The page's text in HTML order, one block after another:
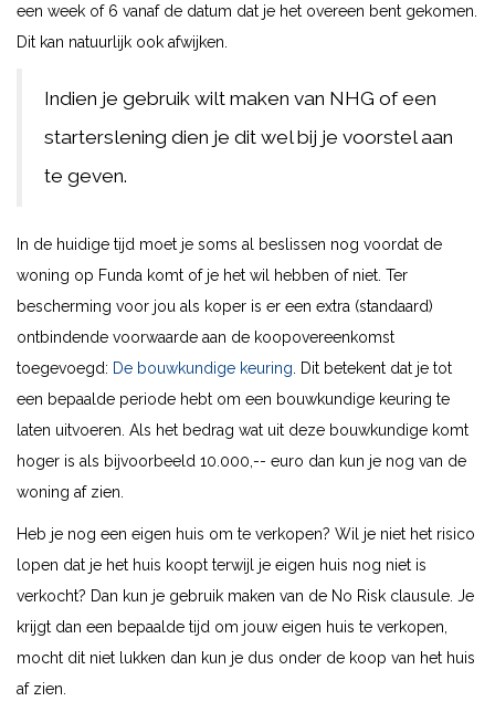
een week of 6 vanaf de datum dat je het overeen bent gekomen.
Dit kan natuurlijk ook afwijken.
Indien je gebruik wilt maken van NHG of een
starterslening dien je dit wel bij je voorstel aan
te geven.
In de huidige tijd moet je soms al beslissen nog voordat de
woning op Funda komt of je het wil hebben of niet. Ter
bescherming voor jou als koper is er een extra (standaard)
ontbindende voorwaarde aan de koopovereenkomst
toegevoegd: De bouwkundige keuring . Dit betekent dat je tot
een bepaalde periode hebt om een bouwkundige keuring te
laten uitvoeren. Als het bedrag wat uit deze bouwkundige komt
hoger is als bijvoorbeeld 10.000,-- euro dan kun je nog van de
woning af zien.
Heb je nog een eigen huis om te verkopen? Wil je niet het risico
lopen dat je het huis koopt terwijl je eigen huis nog niet is
verkocht? Dan kun je gebruik maken van de No Risk clausule. Je
krijgt dan een bepaalde tijd om jouw eigen huis te verkopen,
mocht dit niet lukken dan kun je dus onder de koop van het huis
af zien.